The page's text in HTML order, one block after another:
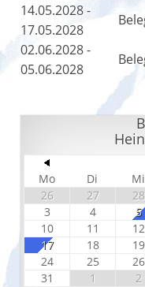
14.05.2028 -
17.05.2028
02.06.2028 -
05.06.2028
Mo
Di Mi
26
27 28
3
4 5
10
11 12
17
18 19
24
25 26
31
1 2